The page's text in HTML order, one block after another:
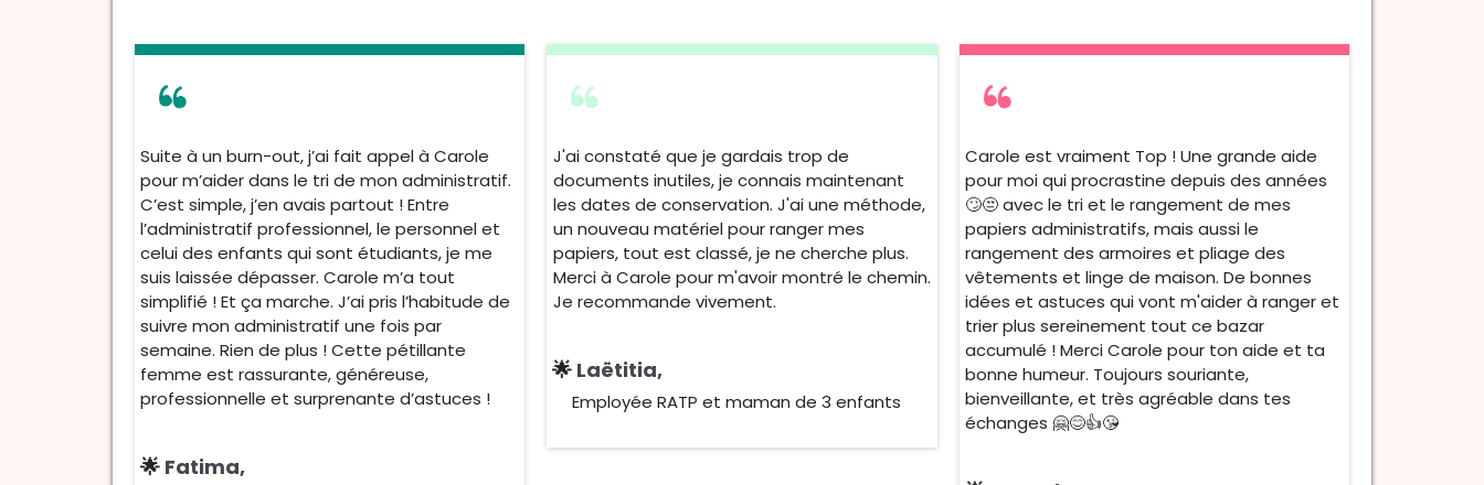
Suite à un burn-out, j’ai fait appel à Carole
pour m’aider dans le tri de mon administratif.
C’est simple, j’en avais partout ! Entre
l’administratif professionnel, le personnel et
celui des enfants qui sont étudiants, je me
suis laissée dépasser. Carole m’a tout
simplifié ! Et ça marche. J’ai pris l’habitude de
suivre mon administratif une fois par
semaine. Rien de plus ! Cette pétillante
femme est rassurante, généreuse,
professionnelle et surprenante d’astuces !
🌟 Fatima,
J'ai constaté que je gardais trop de
documents inutiles, je connais maintenant
les dates de conservation. J'ai une méthode,
un nouveau matériel pour ranger mes
papiers, tout est classé, je ne cherche plus.
Merci à Carole pour m'avoir montré le chemin.
Je recommande vivement.
🌟 Laëtitia,
Employée RATP et maman de 3 enfants
Carole est vraiment Top ! Une grande aide
pour moi qui procrastine depuis des années
🙄😒 avec le tri et le rangement de mes
papiers administratifs, mais aussi le
rangement des armoires et pliage des
vêtements et linge de maison. De bonnes
idées et astuces qui vont m'aider à ranger et
trier plus sereinement tout ce bazar
accumulé ! Merci Carole pour ton aide et ta
bonne humeur. Toujours souriante,
bienveillante, et très agréable dans tes
échanges 🤗😊👍😘